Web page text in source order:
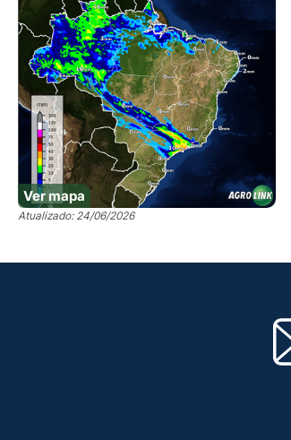
Ver mapa
Atualizado: 24/06/2026